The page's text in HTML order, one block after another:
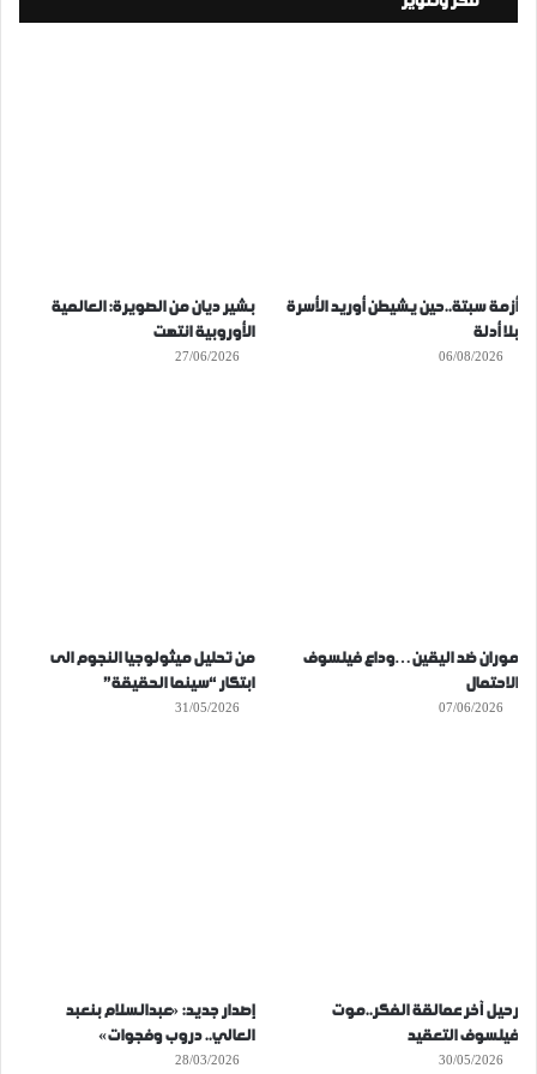
أزمة سبتة..حين يشيطن أوريد الأسرة
بلا أدلة
06/08/2026
بشير ديان من الصويرة: العالمية
الأوروبية انتهت
27/06/2026
موران ضد اليقين…وداع فيلسوف
الاحتمال
07/06/2026
من تحليل ميثولوجيا النجوم الى
ابتكار “سينما الحقيقة”
31/05/2026
رحيل آخر عمالقة الفكر..موت
فيلسوف التعقيد
30/05/2026
إصدار جديد: «عبدالسلام بنعبد
العالي.. دروب وفجوات»
28/03/2026